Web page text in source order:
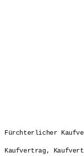
Fürchterlicher
Kaufvertrag,